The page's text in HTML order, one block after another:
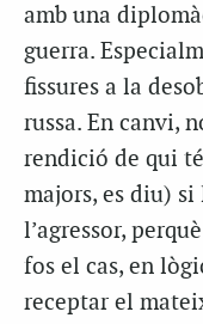
amb una
guerra.
fissures a la
russa. En canvi,
rendició de qui
majors, es diu)
l’agressor,
fos el cas, en
receptar el